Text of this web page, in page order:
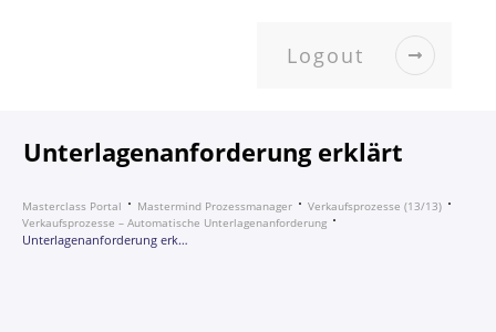
Logout
Unterlagenanforderung erklärt
Masterclass Portal Mastermind Prozessmanager
Verkaufsprozesse (13/13)
Verkaufsprozesse – Automatische Unterlagenanforderung
Unterlagenanforderung erklärt